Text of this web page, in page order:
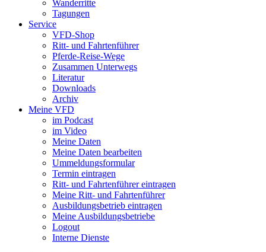
Wanderritte
Tagungen
Service
VFD-Shop
Ritt- und Fahrtenführer
Pferde-Reise-Wege
Zusammen Unterwegs
Literatur
Downloads
Archiv
Meine VFD
im Podcast
im Video
Meine Daten
Meine Daten bearbeiten
Ummeldungsformular
Termin eintragen
Ritt- und Fahrtenführer eintragen
Meine Ritt- und Fahrtenführer
Ausbildungsbetrieb eintragen
Meine Ausbildungsbetriebe
Logout
Interne Dienste